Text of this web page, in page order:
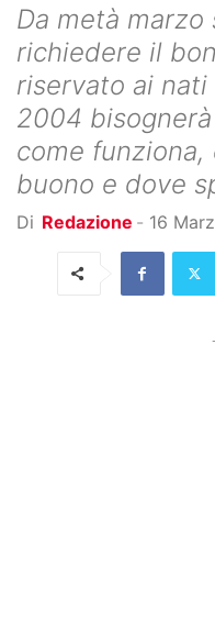
Da metà marzo
richiedere il
riservato ai
2004
come funziona,
buono e dove
Di Redazione - 16